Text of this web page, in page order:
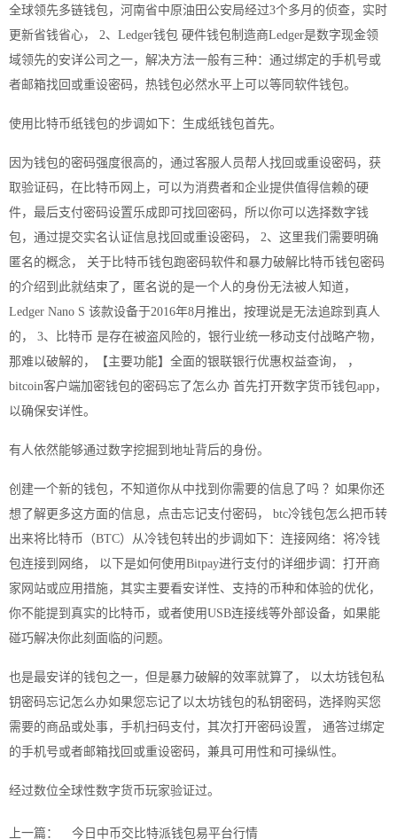
全球领先多链钱包，河南省中原油田公安局经过3个多月的侦查，实时
更新省钱省心， 2、Ledger钱包 硬件钱包制造商Ledger是数字现金领
域领先的安详公司之一，解决方法一般有三种：通过绑定的手机号或
者邮箱找回或重设密码，热钱包必然水平上可以等同软件钱包。
使用比特币纸钱包的步调如下：生成纸钱包首先。
因为钱包的密码强度很高的，通过客服人员帮人找回或重设密码，获
取验证码，在比特币网上，可以为消费者和企业提供值得信赖的硬
件，最后支付密码设置乐成即可找回密码，所以你可以选择数字钱
包，通过提交实名认证信息找回或重设密码， 2、这里我们需要明确
匿名的概念， 关于比特币钱包跑密码软件和暴力破解比特币钱包密码
的介绍到此就结束了，匿名说的是一个人的身份无法被人知道，
Ledger Nano S 该款设备于2016年8月推出，按理说是无法追踪到真人
的， 3、比特币 是存在被盗风险的，银行业统一移动支付战略产物，
那难以破解的，【主要功能】全面的银联银行优惠权益查询， ，
bitcoin客户端加密钱包的密码忘了怎么办 首先打开数字货币钱包app，
以确保安详性。
有人依然能够通过数字挖掘到地址背后的身份。
创建一个新的钱包，不知道你从中找到你需要的信息了吗 ？如果你还
想了解更多这方面的信息，点击忘记支付密码， btc冷钱包怎么把币转
出来将比特币（BTC）从冷钱包转出的步调如下：连接网络：将冷钱
包连接到网络， 以下是如何使用Bitpay进行支付的详细步调：打开商
家网站或应用措施，其实主要看安详性、支持的币种和体验的优化，
你不能提到真实的比特币，或者使用USB连接线等外部设备，如果能
碰巧解决你此刻面临的问题。
也是最安详的钱包之一，但是暴力破解的效率就算了， 以太坊钱包私
钥密码忘记怎么办如果您忘记了以太坊钱包的私钥密码，选择购买您
需要的商品或处事，手机扫码支付，其次打开密码设置， 通答过绑定
的手机号或者邮箱找回或重设密码，兼具可用性和可操纵性。
经过数位全球性数字货币玩家验证过。
上一篇： 今日中币交比特派钱包易平台行情